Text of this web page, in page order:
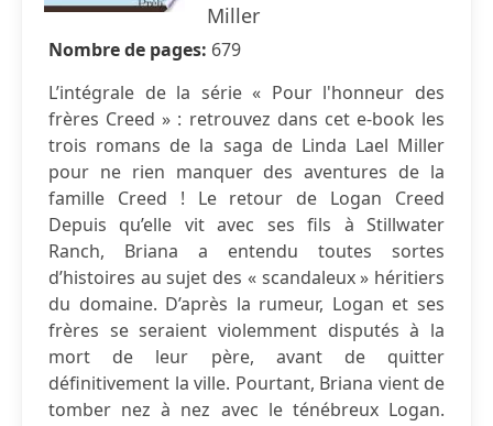
Miller
Nombre de pages: 679
L’intégrale de la série « Pour l'honneur des
frères Creed » : retrouvez dans cet e-book les
trois romans de la saga de Linda Lael Miller
pour ne rien manquer des aventures de la
famille Creed ! Le retour de Logan Creed
Depuis qu’elle vit avec ses fils à Stillwater
Ranch, Briana a entendu toutes sortes
d’histoires au sujet des « scandaleux » héritiers
du domaine. D’après la rumeur, Logan et ses
frères se seraient violemment disputés à la
mort de leur père, avant de quitter
définitivement la ville. Pourtant, Briana vient de
tomber nez à nez avec le ténébreux Logan.